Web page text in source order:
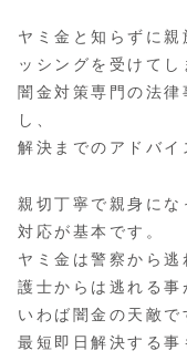
ヤミ金と知らずに
ッシングを受けてし
闇金対策専門の法
し、
解決までのアドバイ
親切丁寧で親身に
対応が基本です。
ヤミ金は警察から
護士からは逃れる事
いわば闇金の天敵で
最短即日解決する